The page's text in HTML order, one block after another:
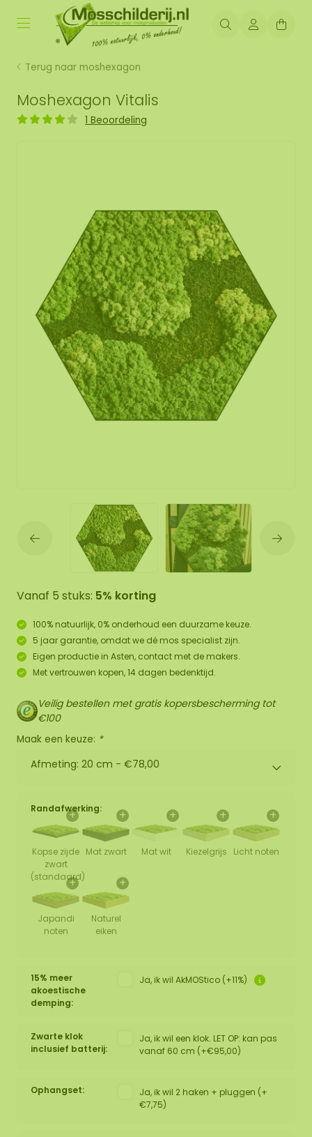
Terug naar moshexagon
Moshexagon Vitalis
1 Beoordeling
Vanaf 5 stuks: 5% korting
100% natuurlijk, 0% onderhoud een duurzame keuze.
5 jaar garantie, omdat we dé mos specialist zijn.
Eigen productie in Asten, contact met de makers.
Met vertrouwen kopen, 14 dagen bedenktijd.
Veilig bestellen met gratis kopersbescherming tot
€100
Maak een keuze: *
Afmeting: 20 cm - €78,00
Randafwerking:
+
Kopse zijde
zwart
(standaard)
+
Mat zwart
+
Mat wit
+
Kiezelgrijs
+
Licht noten
+
Japandi
noten
+
Naturel
eiken
15% meer
akoestische
demping:
Ja, ik wil AkMOStico (+11%)
Zwarte klok
inclusief batterij:
Ja, ik wil een klok. LET OP: kan pas
vanaf 60 cm (+€95,00)
Ophangset:
Ja, ik wil 2 haken + pluggen (+
€7,75)